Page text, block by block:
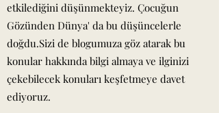
etkilediğini düşünmekteyiz. Çocuğun
Gözünden Dünya' da bu düşüncelerle
doğdu.Sizi de blogumuza göz atarak bu
konular hakkında bilgi almaya ve ilginizi
çekebilecek konuları keşfetmeye davet
ediyoruz.